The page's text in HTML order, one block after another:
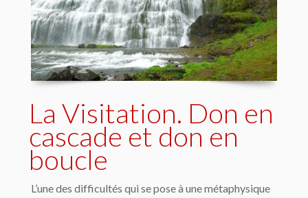
La Visitation. Don en
cascade et don en
boucle
L’une des difficultés qui se pose à une métaphysique